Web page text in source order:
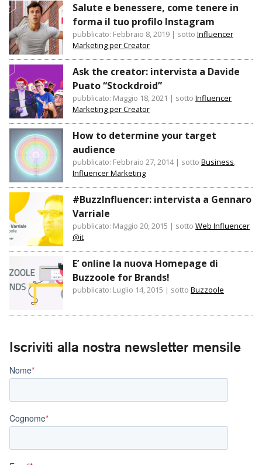
Salute e benessere, come tenere in
forma il tuo profilo Instagram
pubblicato: Febbraio 8, 2019 | sotto Influencer
Marketing per Creator
Ask the creator: intervista a Davide
Puato “Stockdroid”
pubblicato: Maggio 18, 2021 | sotto Influencer
Marketing per Creator
How to determine your target
audience
pubblicato: Febbraio 27, 2014| sotto Business,
Influencer Marketing
#BuzzInfluencer: intervista a Gennaro
Varriale
pubblicato: Maggio 20, 2015 | sotto Web Influencer
@it
E’ online la nuova Homepage di
Buzzoole for Brands!
pubblicato: Luglio 14, 2015 | sotto Buzzoole
Iscriviti alla nostra newsletter mensile